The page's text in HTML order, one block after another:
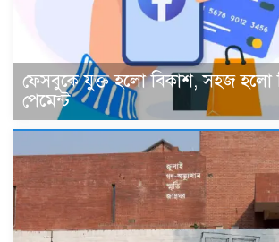
ফেসবুকে যুক্ত হলো বিকাশ, সহজ হলো
পেমেন্ট